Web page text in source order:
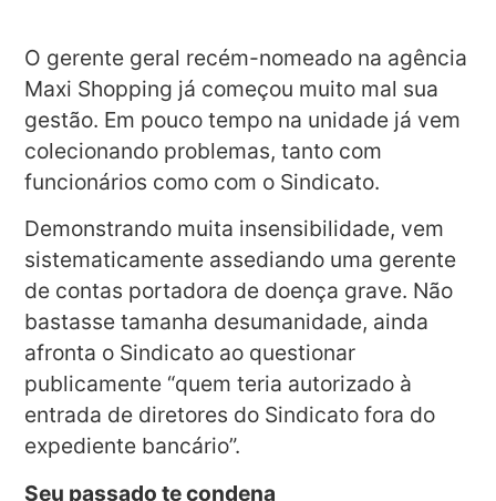
O gerente geral recém-nomeado na agência
Maxi Shopping já começou muito mal sua
gestão. Em pouco tempo na unidade já vem
colecionando problemas, tanto com
funcionários como com o Sindicato.
Demonstrando muita insensibilidade, vem
sistematicamente assediando uma gerente
de contas portadora de doença grave. Não
bastasse tamanha desumanidade, ainda
afronta o Sindicato ao questionar
publicamente “quem teria autorizado à
entrada de diretores do Sindicato fora do
expediente bancário”.
Seu passado te condena